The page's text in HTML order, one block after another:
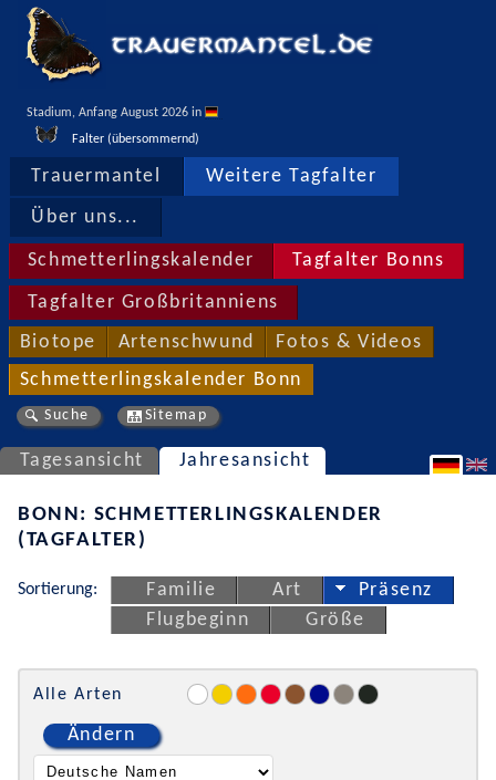
Stadium, Anfang August 2026 in
Falter (übersommernd)
Trauermantel Weitere Tagfalter
Über uns...
Schmetterlingskalender Tagfalter Bonns
Tagfalter Großbritanniens
Biotope Artenschwund Fotos & Videos
Schmetterlingskalender Bonn
Suche Sitemap
Tagesansicht Jahresansicht
BONN: SCHMETTERLINGSKALENDER
(TAGFALTER)
Sortierung: Familie Art
Präsenz
Flugbeginn
Größe
Alle Arten
Ändern